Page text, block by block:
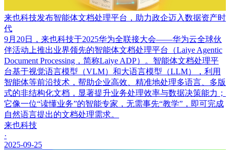
来也科技发布智能体文档处理平台，助力政企迈入数据资产时
代
9月20日，来也科技于2025华为全联接大会——华为云全球伙
伴活动上推出业界领先的智能体文档处理平台（Laiye Agentic
Document Processing，简称Laiye ADP）。智能体文档处理平
台基于视觉语言模型（VLM）和大语言模型（LLM），利用
智能体等前沿技术，帮助企业高效、精准地处理多语言、多版
式的非结构化文档，显著提升业务处理效率与数据决策能力；
它像一位“读懂业务”的智能专家，无需事先“教学”，即可完成
自然语言提出的文档处理需求。
来也科技
·
2025-09-25